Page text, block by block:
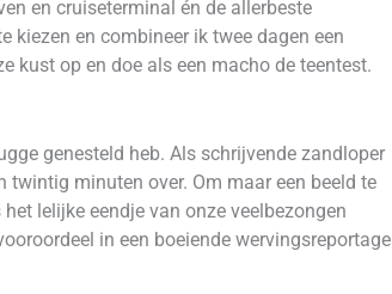
en cruiseterminal én de allerbeste
kiezen en combineer ik twee dagen een
kust op en doe als een macho de teentest.
genesteld heb. Als schrijvende zandloper
twintig minuten over. Om maar een beeld te
lelijke eendje van onze veelbezongen
in een boeiende wervingsreportage